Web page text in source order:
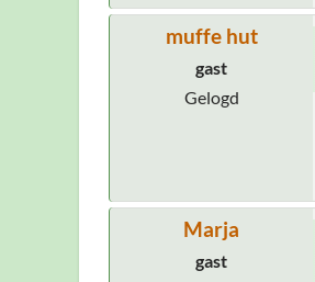
muffe hut
gast
Gelogd
Marja
gast